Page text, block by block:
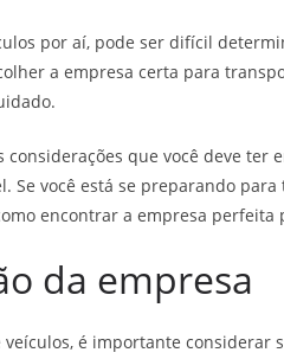
por aí, pode ser difícil
a empresa certa para
que você deve ter
Se você está se preparando
encontrar a empresa perfeita
da empresa
é importante considerar